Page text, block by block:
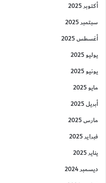
أكتوبر 2025
سبتمبر 2025
أغسطس 2025
يوليو 2025
يونيو 2025
مايو 2025
أبريل 2025
مارس 2025
فبراير 2025
يناير 2025
ديسمبر 2024